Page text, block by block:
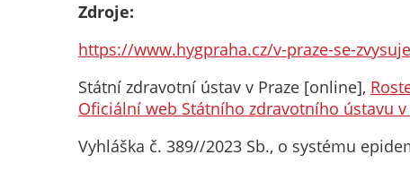
Zdroje:
https://www.hygpraha.cz/v-praze-se-
Státní zdravotní ústav v Praze [online],
Oficiální web Státního zdravotního ústavu v
Vyhláška č. 389//2023 Sb., o systému